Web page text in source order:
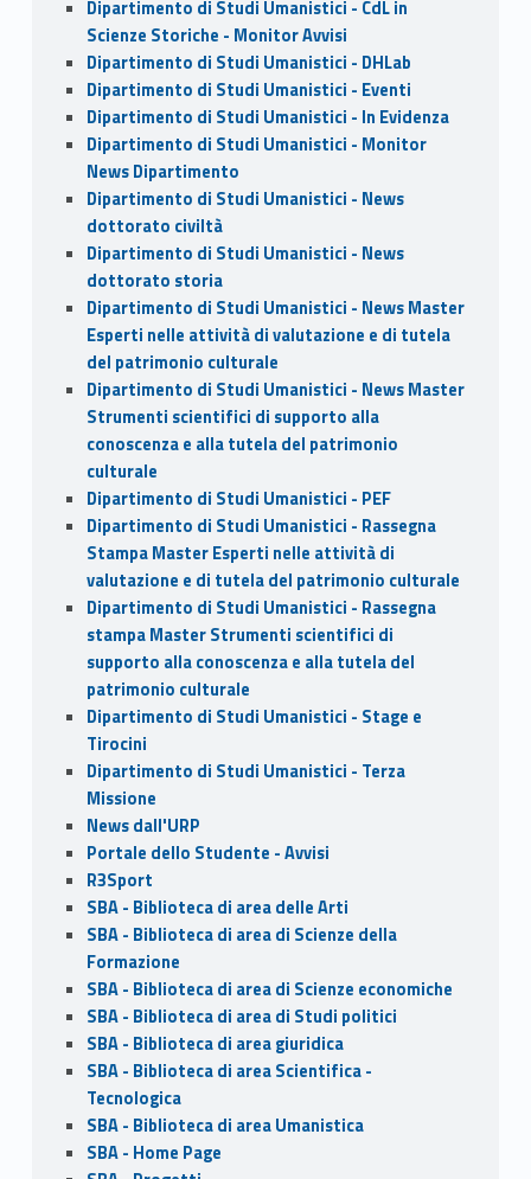
Dipartimento di Studi Umanistici - CdL in
Scienze Storiche - Monitor Avvisi
Dipartimento di Studi Umanistici - DHLab
Dipartimento di Studi Umanistici - Eventi
Dipartimento di Studi Umanistici - In Evidenza
Dipartimento di Studi Umanistici - Monitor
News Dipartimento
Dipartimento di Studi Umanistici - News
dottorato civiltà
Dipartimento di Studi Umanistici - News
dottorato storia
Dipartimento di Studi Umanistici - News Master
Esperti nelle attività di valutazione e di tutela
del patrimonio culturale
Dipartimento di Studi Umanistici - News Master
Strumenti scientifici di supporto alla
conoscenza e alla tutela del patrimonio
culturale
Dipartimento di Studi Umanistici - PEF
Dipartimento di Studi Umanistici - Rassegna
Stampa Master Esperti nelle attività di
valutazione e di tutela del patrimonio culturale
Dipartimento di Studi Umanistici - Rassegna
stampa Master Strumenti scientifici di
supporto alla conoscenza e alla tutela del
patrimonio culturale
Dipartimento di Studi Umanistici - Stage e
Tirocini
Dipartimento di Studi Umanistici - Terza
Missione
News dall'URP
Portale dello Studente - Avvisi
R3Sport
SBA - Biblioteca di area delle Arti
SBA - Biblioteca di area di Scienze della
Formazione
SBA - Biblioteca di area di Scienze economiche
SBA - Biblioteca di area di Studi politici
SBA - Biblioteca di area giuridica
SBA - Biblioteca di area Scientifica -
Tecnologica
SBA - Biblioteca di area Umanistica
SBA - Home Page